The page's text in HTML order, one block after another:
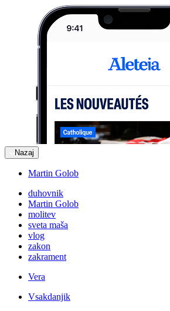
Nazaj
Martin Golob
duhovnik
Martin Golob
molitev
sveta maša
vlog
zakon
zakrament
Vera
Vsakdanjik